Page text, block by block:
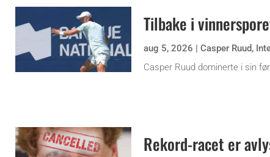
Tilbake i
aug 5, 2026 | Casper Ruud,
Casper Ruud dominerte i sin
Rekord-racet er